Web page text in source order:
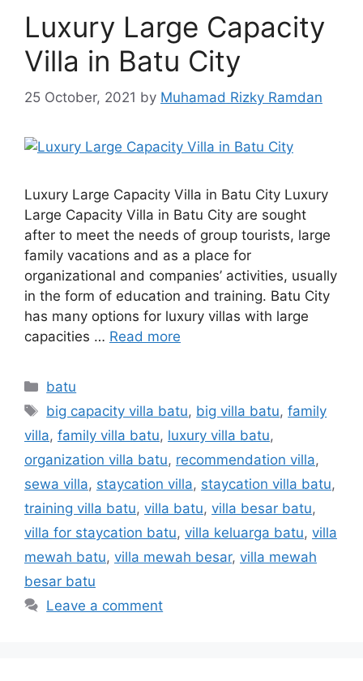
Luxury Large Capacity
Villa in Batu City
25 October, 2021 by Muhamad Rizky Ramdan
Luxury Large Capacity Villa in Batu City Luxury
Large Capacity Villa in Batu City are sought
after to meet the needs of group tourists, large
family vacations and as a place for
organizational and companies’ activities, usually
in the form of education and training. Batu City
has many options for luxury villas with large
capacities … Read more
batu
big capacity villa batu, big villa batu,family
villa, family villa batu, luxury villa batu,
organization villa batu, recommendation villa,
sewa villa, staycation villa, staycation villa batu,
training villa batu, villa batu, villa besar batu,
villa for staycation batu, villa keluarga batu, villa
mewah batu, villa mewah besar, villa mewah
besar batu
Leave a comment